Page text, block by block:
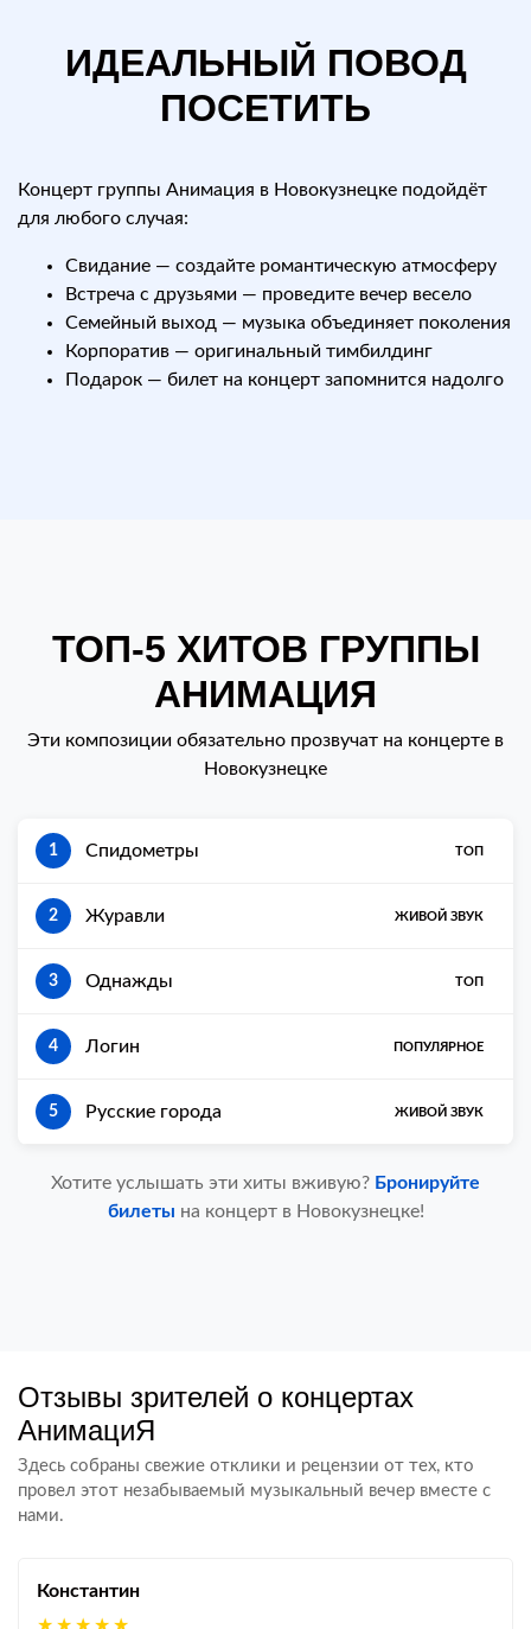
ИДЕАЛЬНЫЙ ПОВОД
ПОСЕТИТЬ
Концерт группы Анимация в Новокузнецке подойдёт
для любого случая:
Свидание — создайте романтическую атмосферу
Встреча с друзьями — проведите вечер весело
Семейный выход — музыка объединяет поколения
Корпоратив — оригинальный тимбилдинг
Подарок — билет на концерт запомнится надолго
ТОП-5 ХИТОВ ГРУППЫ
АНИМАЦИЯ
Эти композиции обязательно прозвучат на концерте в
Новокузнецке
1 Спидометры ТОП
2 Журавли ЖИВОЙ ЗВУК
3 Однажды ТОП
4 Логин ПОПУЛЯРНОЕ
5 Русские города ЖИВОЙ ЗВУК
Хотите услышать эти хиты вживую? Бронируйте
билеты на концерт в Новокузнецке!
Отзывы зрителей о концертах
АнимациЯ
Здесь собраны свежие отклики и рецензии от тех, кто
провел этот незабываемый музыкальный вечер вместе с
нами.
Константин